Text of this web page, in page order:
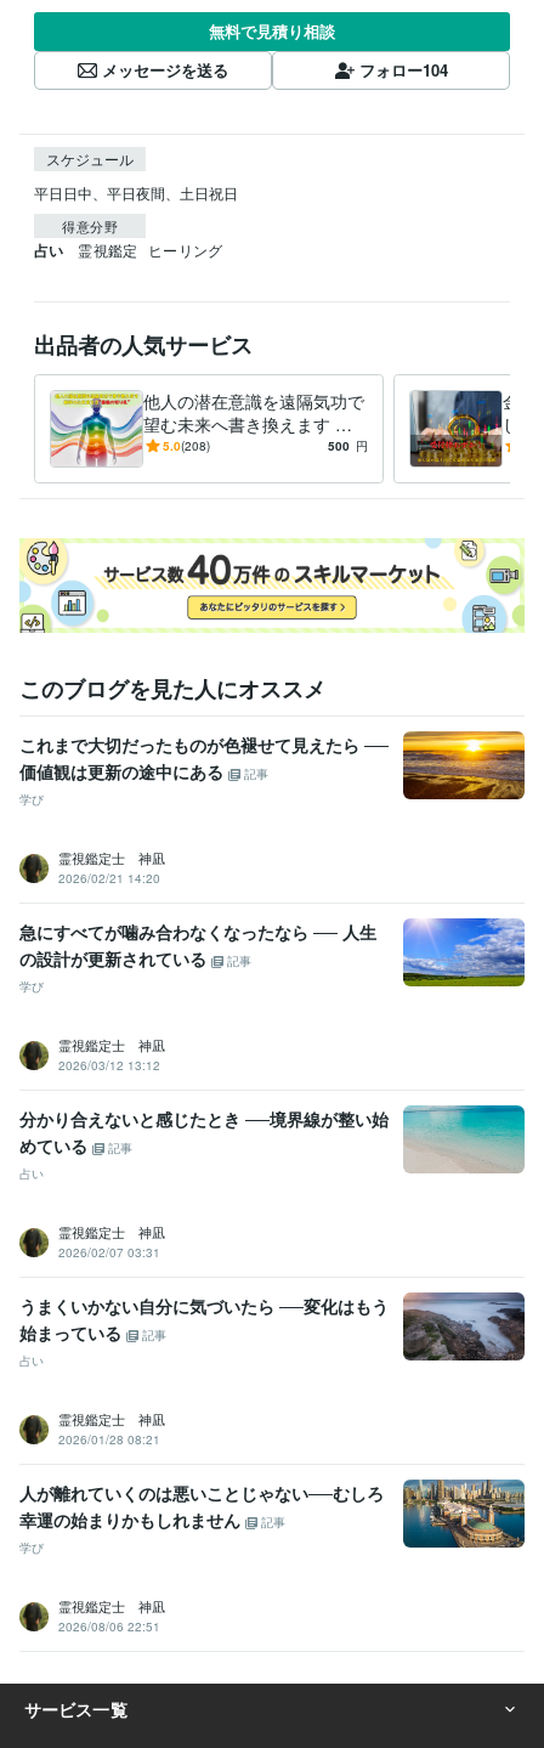
無料で見積り相談
メッセージを送る
フォロー104
スケジュール
平日日中、平日夜間、土日祝日
得意分野
占い 霊視鑑定 ヒーリング
出品者の人気サービス
他人の潜在意識を遠隔気功で
望む未来へ書き換えます 相
手の心・態度・行動が変わら
す
5.0(208) 500 円
金貨
し
別
このブログを見た人にオススメ
これまで大切だったものが色褪せて見えたら ──
価値観は更新の途中にある
記事
学び
霊視鑑定士 神凪
2026/02/21 14:20
急にすべてが噛み合わなくなったなら ── 人生
の設計が更新されている
記事
学び
霊視鑑定士 神凪
2026/03/12 13:12
分かり合えないと感じたとき ──境界線が整い始
めている
記事
占い
霊視鑑定士 神凪
2026/02/07 03:31
うまくいかない自分に気づいたら ──変化はもう
始まっている
記事
占い
霊視鑑定士 神凪
2026/01/28 08:21
人が離れていくのは悪いことじゃない──むしろ
幸運の始まりかもしれません
記事
学び
霊視鑑定士 神凪
2026/08/06 22:51